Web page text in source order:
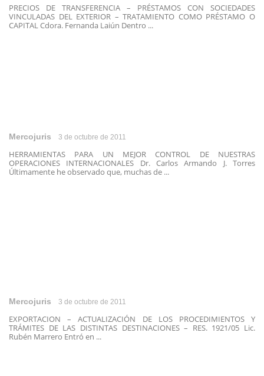
PRECIOS DE TRANSFERENCIA – PRÉSTAMOS CON SOCIEDADES
VINCULADAS DEL EXTERIOR – TRATAMIENTO COMO PRÉSTAMO O
CAPITAL Cdora. Fernanda Laiún Dentro ...
Mercojuris 3 de octubre de 2011
HERRAMIENTAS PARA UN MEJOR CONTROL DE NUESTRAS
OPERACIONES INTERNACIONALES Dr. Carlos Armando J. Torres
Últimamente he observado que, muchas de ...
Mercojuris 3 de octubre de 2011
EXPORTACION – ACTUALIZACIÓN DE LOS PROCEDIMIENTOS Y
TRÁMITES DE LAS DISTINTAS DESTINACIONES – RES. 1921/05 Lic.
Rubén Marrero Entró en ...